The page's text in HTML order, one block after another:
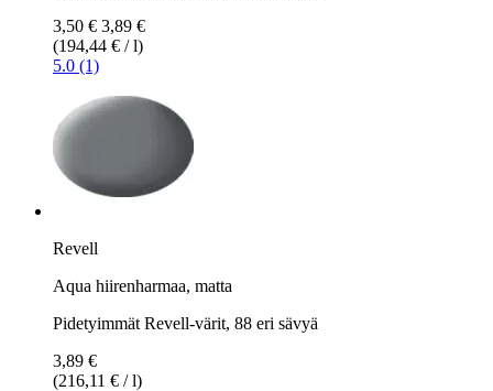
3,50 € 3,89 €
(194,44 € / l)
5.0 (1)
Revell
Aqua hiirenharmaa, matta
Pidetyimmät Revell-värit, 88 eri sävyä
3,89 €
(216,11 € / l)